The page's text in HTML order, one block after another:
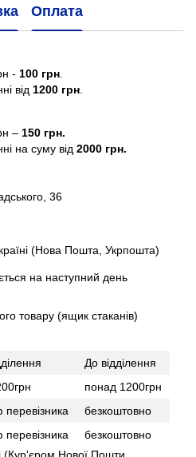
Оплата
- 100 грн
від 1200 грн
– 150 грн.
на суму від 2000 грн.
36
(Нова Пошта, Укрпошта)
на наступний день
товару (ящик стаканів)
До відділення
понад 1200грн
безкоштовно
безкоштовно